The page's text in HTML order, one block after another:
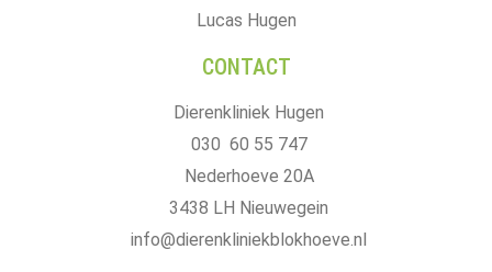
Lucas Hugen
CONTACT
Dierenkliniek Hugen
030 60 55 747
Nederhoeve 20A
3438 LH Nieuwegein
info@dierenkliniekblokhoeve.nl